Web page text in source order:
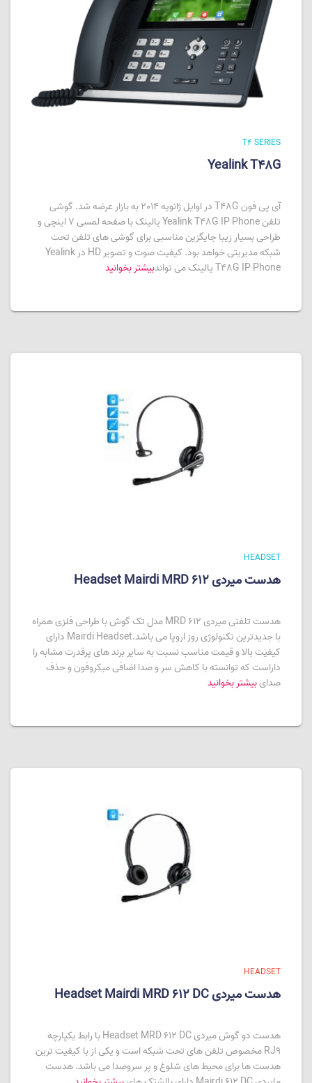
T4 SERIES
Yealink T48G
آی پی فون T48G در اوایل ژانویه 2014 به بازار عرضه شد. گوشی
تلفن Yealink T48G IP Phone یالینک با صفحه لمسی 7 اینچی و
طراحی بسیار زیبا جایگزین مناسبی برای گوشی های تلفن تحت
شبکه مدیریتی خواهد بود. کیفیت صوت و تصویر HD در Yealink
T48G IP Phone یالینک می تواند
بیشتر بخوانید
HEADSET
هدست میردی Headset Mairdi MRD 612
هدست تلفنی میردی MRD 612 مدل تک گوش با طراحی فلزی همراه
با جدیدترین تکنولوژی روز اروپا می باشد.Mairdi Headset دارای
کیفیت بالا و قیمت مناسب نسبت به سایر برند های پرقدرت مشابه را
داراست که توانسته با کاهش سر و صدا اضافی میکروفون و حذف
صدایبیشتر بخوانید
HEADSET
هدست میردی Headset Mairdi MRD 612 DC
هدست دو گوش میردی Headset MRD 612 DC با رابط یکپارچه
RJ9 مخصوص تلفن های تحت شبکه است و یکی از با کیفیت ترین
هدست ها برای محیط های شلوغ و پر سروصدا می باشد. هدست